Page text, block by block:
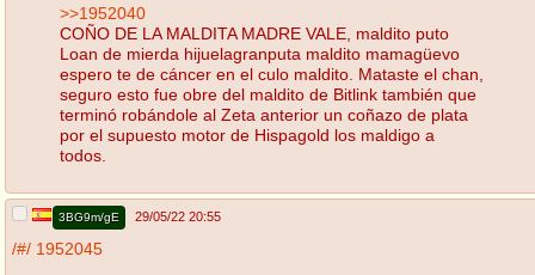
>>1952040
COÑO DE LA MALDITA MADRE VALE, maldito puto
Loan de mierda hijuelagranputa maldito mamagüevo
espero te de cáncer en el culo maldito. Mataste el chan,
seguro esto fue obre del maldito de Bitlink también que
terminó robándole al Zeta anterior un coñazo de plata
por el supuesto motor de Hispagold los maldigo a
todos.
3BG9m/gE 29/05/22 20:55
/#/ 1952045